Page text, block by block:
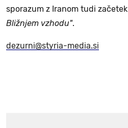
sporazum z Iranom tudi začetek
Bližnjem vzhodu".
dezurni@styria-media.si